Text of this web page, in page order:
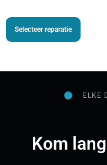
Selecteer reparatie
ELKE
Kom